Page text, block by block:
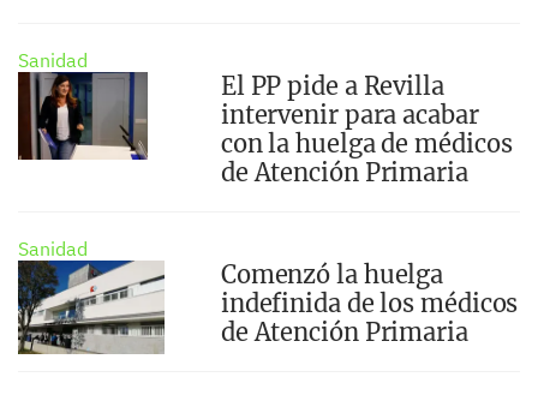
Sanidad
El PP pide a Revilla
intervenir para acabar
con la huelga de médicos
de Atención Primaria
Sanidad
Comenzó la huelga
indefinida de los médicos
de Atención Primaria